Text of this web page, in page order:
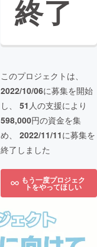
終了
このプロジェクトは、
2022/10/06に募集を開始
し、 51 人の支援により
598,000円の資金を集
め、 2022/11/11に募集を
終了しました
もう一度プロジェク
トをやってほしい